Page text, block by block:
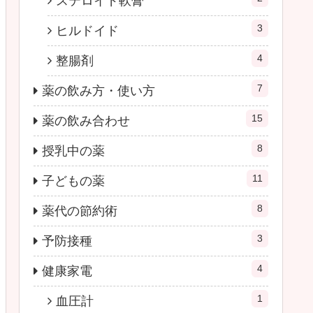
ヒルドイド 3
整腸剤 4
薬の飲み方・使い方 7
薬の飲み合わせ 15
授乳中の薬 8
子どもの薬 11
薬代の節約術 8
予防接種 3
健康家電 4
血圧計 1